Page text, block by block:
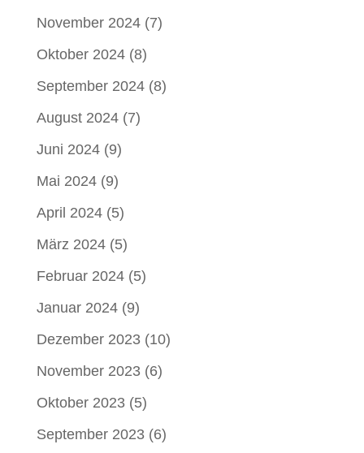
November 2024(7)
Oktober 2024(8)
September 2024(8)
August 2024(7)
Juni 2024(9)
Mai 2024(9)
April 2024(5)
März 2024(5)
Februar 2024(5)
Januar 2024(9)
Dezember 2023(10)
November 2023(6)
Oktober 2023(5)
September 2023(6)